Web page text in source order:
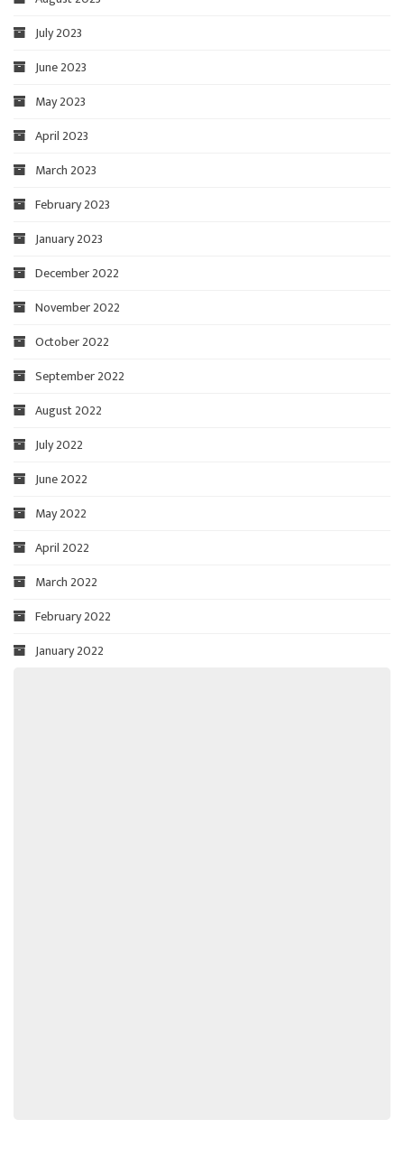
July 2023
June 2023
May 2023
April 2023
March 2023
February 2023
January 2023
December 2022
November 2022
October 2022
September 2022
August 2022
July 2022
June 2022
May 2022
April 2022
March 2022
February 2022
January 2022